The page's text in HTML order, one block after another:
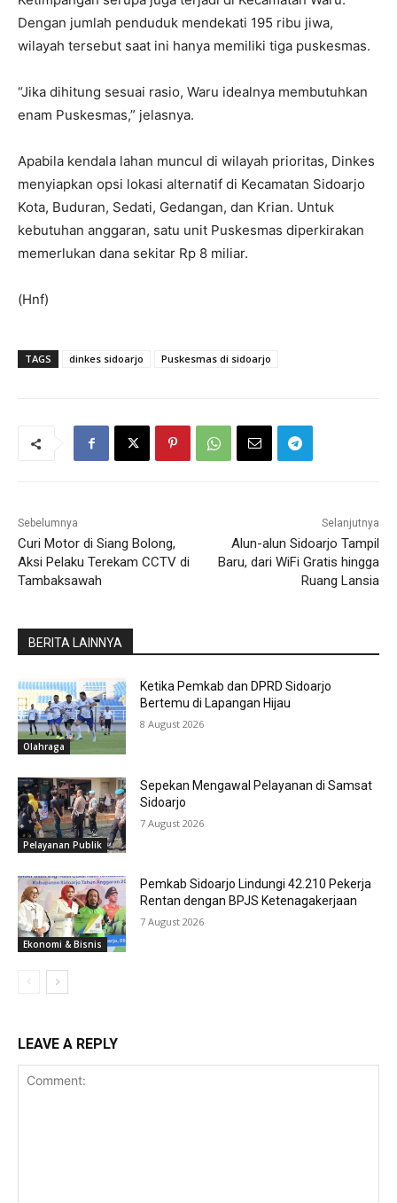
Dengan jumlah penduduk mendekati 195 ribu jiwa,
wilayah tersebut saat ini hanya memiliki tiga puskesmas.
“Jika dihitung sesuai rasio, Waru idealnya membutuhkan
enam Puskesmas,” jelasnya.
Apabila kendala lahan muncul di wilayah prioritas, Dinkes
menyiapkan opsi lokasi alternatif di Kecamatan Sidoarjo
Kota, Buduran, Sedati, Gedangan, dan Krian. Untuk
kebutuhan anggaran, satu unit Puskesmas diperkirakan
memerlukan dana sekitar Rp 8 miliar.
(Hnf)
TAGS dinkes sidoarjo Puskesmas di sidoarjo
Sebelumnya
Curi Motor di Siang Bolong,
Aksi Pelaku Terekam CCTV di
Tambaksawah
Selanjutnya
Alun-alun Sidoarjo Tampil
Baru, dari WiFi Gratis hingga
Ruang Lansia
BERITA LAINNYA
Olahraga
Ketika Pemkab dan DPRD Sidoarjo
Bertemu di Lapangan Hijau
8 August 2026
Pelayanan Publik
Sepekan Mengawal Pelayanan di Samsat
Sidoarjo
7 August 2026
Ekonomi & Bisnis
Pemkab Sidoarjo Lindungi 42.210 Pekerja
Rentan dengan BPJS Ketenagakerjaan
7 August 2026
LEAVE A REPLY